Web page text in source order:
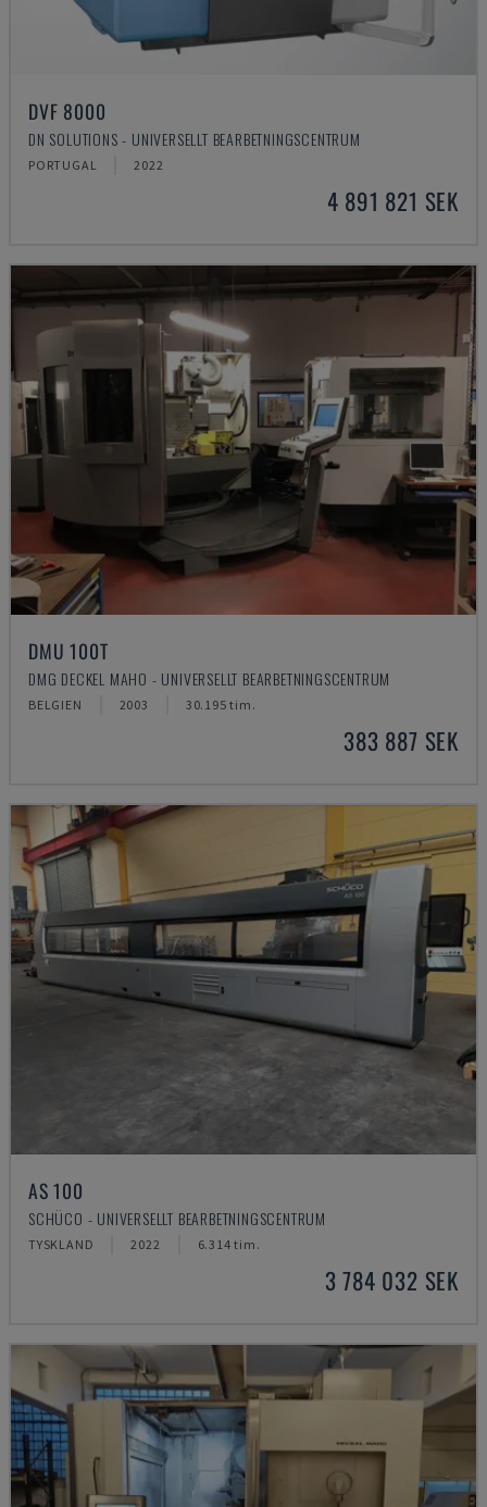
DVF 8000
DN SOLUTIONS - UNIVERSELLT BEARBETNINGSCENTRUM
PORTUGAL 2022
4 891 821 SEK
DMU 100T
DMG DECKEL MAHO - UNIVERSELLT BEARBETNINGSCENTRUM
BELGIEN 2003 30.195 tim.
383 887 SEK
AS 100
SCHÜCO - UNIVERSELLT BEARBETNINGSCENTRUM
TYSKLAND 2022 6.314 tim.
3 784 032 SEK